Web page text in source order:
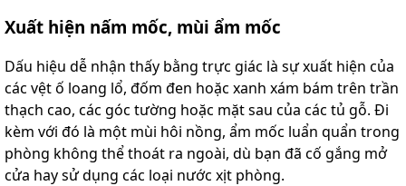
Xuất hiện nấm mốc, mùi ẩm mốc
Dấu hiệu dễ nhận thấy bằng trực giác là sự xuất hiện của
các vệt ố loang lổ, đốm đen hoặc xanh xám bám trên trần
thạch cao, các góc tường hoặc mặt sau của các tủ gỗ. Đi
kèm với đó là một mùi hôi nồng, ẩm mốc luẩn quẩn trong
phòng không thể thoát ra ngoài, dù bạn đã cố gắng mở
cửa hay sử dụng các loại nước xịt phòng.